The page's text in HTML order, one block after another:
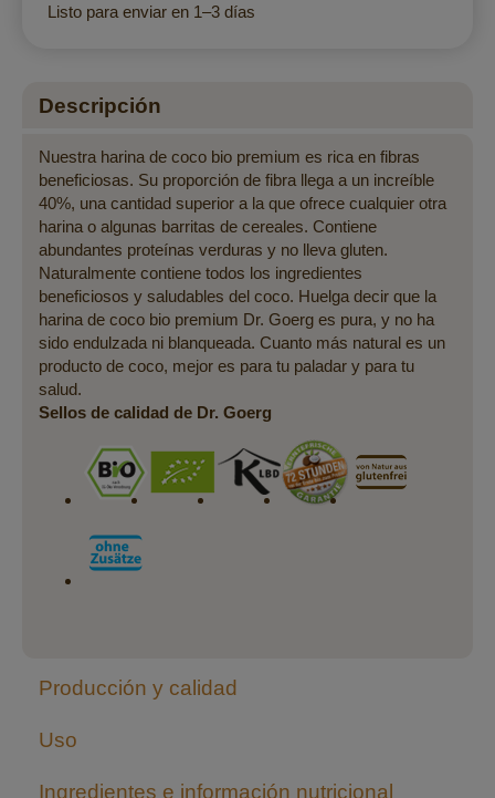
Listo para enviar en 1–3 días
Descripción
Nuestra harina de coco bio premium es rica en fibras
beneficiosas. Su proporción de fibra llega a un increíble
40%, una cantidad superior a la que ofrece cualquier otra
harina o algunas barritas de cereales. Contiene
abundantes proteínas verduras y no lleva gluten.
Naturalmente contiene todos los ingredientes
beneficiosos y saludables del coco. Huelga decir que la
harina de coco bio premium Dr. Goerg es pura, y no ha
sido endulzada ni blanqueada. Cuanto más natural es un
producto de coco, mejor es para tu paladar y para tu
salud.
Sellos de calidad de Dr. Goerg
Producción y calidad
Uso
Ingredientes e información nutricional